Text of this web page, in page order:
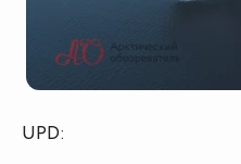
UPD: